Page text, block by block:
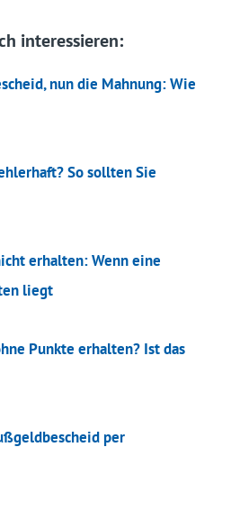
interessieren:
nun die Mahnung: Wie
So sollten Sie
erhalten: Wenn eine
liegt
Punkte erhalten? Ist das
per